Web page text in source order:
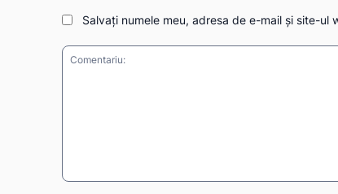
Salvați numele meu, adresa de e-mail și site-